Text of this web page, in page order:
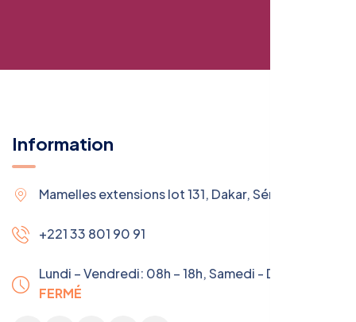
Information
Mamelles extensions lot 131, Dakar, Sénégal
+221 33 801 90 91
Lundi – Vendredi: 08h – 18h,Samedi - Dimanche:
FERMÉ